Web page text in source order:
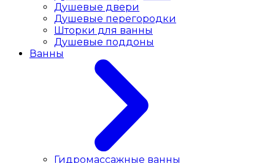
Душевые двери
Душевые перегородки
Шторки для ванны
Душевые поддоны
Ванны
Гидромассажные ванны